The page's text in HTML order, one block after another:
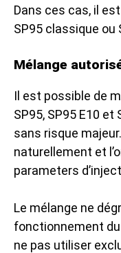
Dans ces cas, il
SP95 classique ou
Mélange
Il est possible de
SP95, SP95 E10
sans risque
naturellement et
parameters
Le mélange ne
fonctionnement
ne pas utiliser